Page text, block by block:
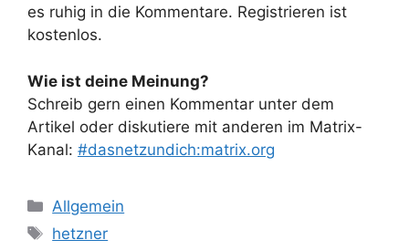
es ruhig in die Kommentare. Registrieren ist
kostenlos.
Wie ist deine Meinung?
Schreib gern einen Kommentar unter dem
Artikel oder diskutiere mit anderen im Matrix-
Kanal: #dasnetzundich:matrix.org
Kategorien
Allgemein
Schlagwörter
hetzner